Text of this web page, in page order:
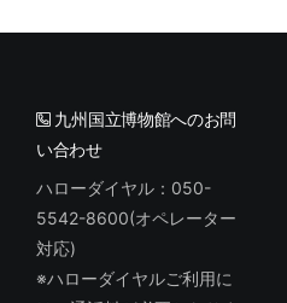
九州国立博物館へのお問
い合わせ
ハローダイヤル：050-
5542-8600(オペレーター
対応)
※ハローダイヤルご利用に